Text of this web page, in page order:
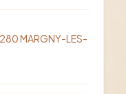
MARGNY-LES-